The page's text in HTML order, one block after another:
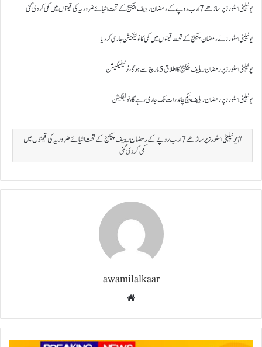
یوٹیلیٹی اسٹورز پر ساڑھے 7 ارب روپے کے رمضان ریلیف پیکیج کے تحت اشیائے ضروریہ کی قیمتوں میں کمی کردی گئی
یوٹیلیٹی اسٹورز نے رمضان پیکیج کے تحت قیمتوں میں کمی کا نوٹیفکیشن جاری کردیا
یوٹیلیٹی اسٹورز پر رمضان ریلیف پیکیج کا اطلاق 5 مارچ سے ہوگا، نوٹیفیکیشن
یوٹیلیٹی اسٹورز پر رمضان ریلیف پیکج چاند رات تک جاری رہے گا، نوٹیفکیشن
یوٹیلیٹی اسٹورز پر ساڑھے 7 ارب روپے کے رمضان ریلیف پیکیج کے تحت اشیائے ضروریہ کی قیمتوں میں
کمی کردی گئی
awamilalkaar